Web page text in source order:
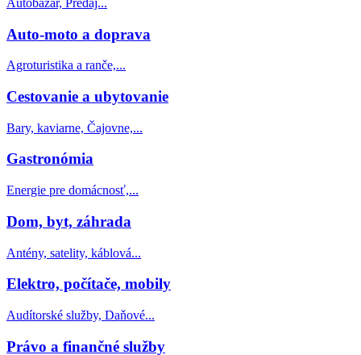
Auto-moto a doprava
Agroturistika a ranče,...
Cestovanie a ubytovanie
Bary, kaviarne, Čajovne,...
Gastronómia
Energie pre domácnosť,...
Dom, byt, záhrada
Antény, satelity, káblová...
Elektro, počítače, mobily
Audítorské služby, Daňové...
Právo a finančné služby